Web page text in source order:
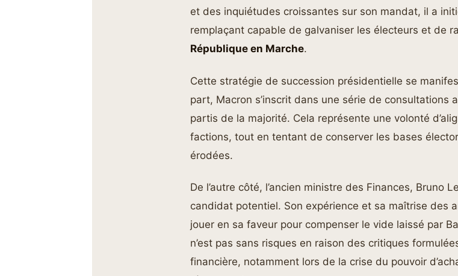
et des inquiétudes croissantes sur son mandat, il a
remplaçant capable de galvaniser les électeurs et de
République en Marche.
Cette stratégie de succession présidentielle se
part, Macron s’inscrit dans une série de consultations
partis de la majorité. Cela représente une volonté
factions, tout en tentant de conserver les bases
érodées.
De l’autre côté, l’ancien ministre des Finances, Bruno
candidat potentiel. Son expérience et sa maîtrise des
jouer en sa faveur pour compenser le vide laissé par
n’est pas sans risques en raison des critiques
financière, notamment lors de la crise du pouvoir